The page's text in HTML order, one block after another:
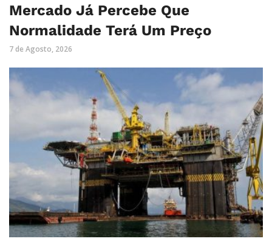
Mercado Já Percebe Que
Normalidade Terá Um Preço
7 de Agosto, 2026